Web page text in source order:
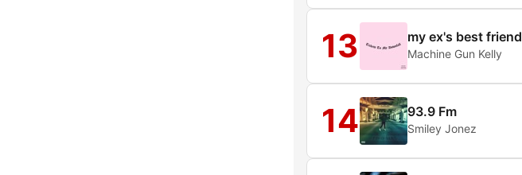
13 my ex's best friend
Machine Gun Kelly
14 93.9 Fm
Smiley Jonez